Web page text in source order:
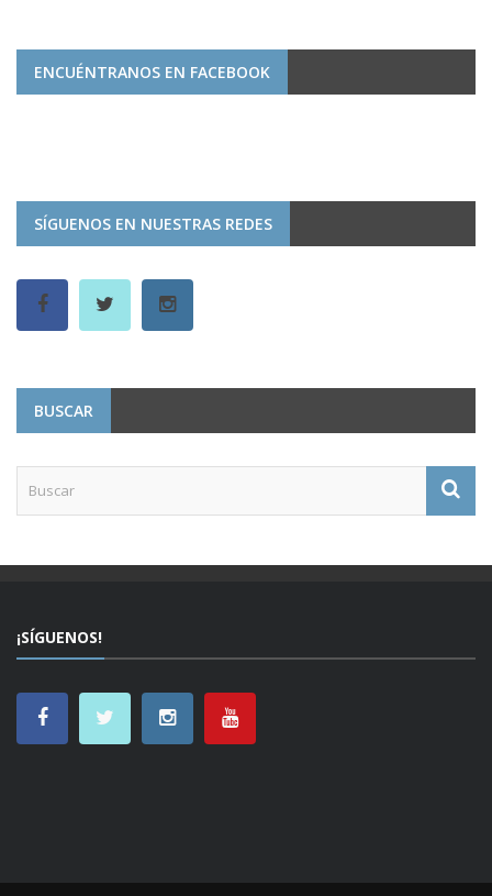
ENCUÉNTRANOS EN FACEBOOK
SÍGUENOS EN NUESTRAS REDES
BUSCAR
¡SÍGUENOS!